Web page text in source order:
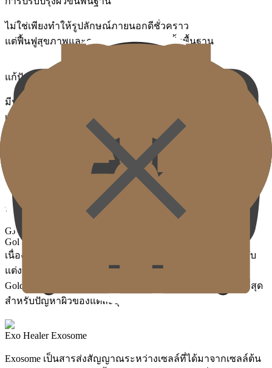
ไม่ใช่เพียงทำให้รูปลักษณ์ภายนอกดีชั่วคราว
แต่ฟื้นฟูสุขภาพและความยืดหยุ่นของผิวขั้นพื้นฐาน
แก้ปัญหาผิวเชิงผสม
มีประสิทธิภาพในการปรับปรุงปัญหาผิวหลายๆ อย่าง
เช่น ริ้วรอยเล็ก ความยืดหยุ่นลดลง ความแห้ง โทนผิวหมองคล้ำ
รูขุมขนกว้างพร้อมกัน
แทนที่จะเปลี่ยนรูปลักษณ์ภายนอกเหมือนฟิลเลอร์หรือโบท็อกซ์
ทำให้คุณภาพผิวธรรมชาติดีขึ้นอย่างเป็นธรรมชาติ
GJ Custom Skinbooster
Gold J Custom Skinbooster
เนื่องจากปัญหาผิวของเราเป็นเชิงผสม จึงต้องการโซลูชั่นปรับ
แต่งที่ละเอียด
Gold J ใช้ผลิตภัณฑ์ Skin Booster ระดับพรีเมียมที่เหมาะสมที่สุด
สำหรับปัญหาผิวของแต่ละบุคคล
Exo Healer Exosome
Exosome เป็นสารส่งสัญญาณระหว่างเซลล์ที่ได้มาจากเซลล์ต้น